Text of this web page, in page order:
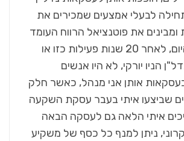
לבעלי אמצעים שמכירים את
את פוטנציאל הרווח העומד
מאחוריהן. עד היום, לאחר 20 שנות פעילות כזו או
הניו יורקי, לא היו אנשים
אותן אני מנהל, כאשר חלק
שביצעו איתי בעבר עסקת השקעה
איתי הלאה גם לעסקה הבאה
ניתן למנף כל כסף של משקיע